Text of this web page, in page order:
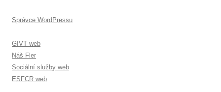
Správce WordPressu
GIVT web
Náš Fler
Sociální služby web
ESFCR web